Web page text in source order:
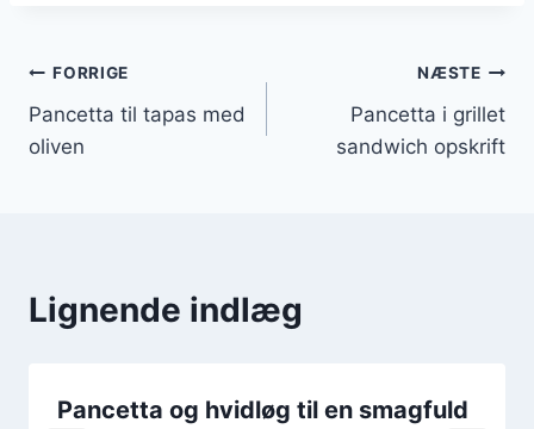
Indlægsnavigation
FORRIGE
Pancetta til tapas med
oliven
NÆSTE
Pancetta i grillet
sandwich opskrift
Lignende indlæg
Pancetta og hvidløg til en smagfuld